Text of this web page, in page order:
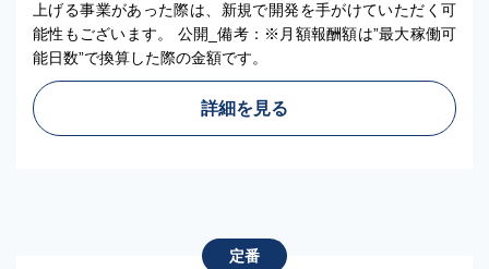
上げる事業があった際は、新規で開発を手がけていただく可
能性もございます。 公開_備考：※月額報酬額は”最大稼働可
能日数”で換算した際の金額です。
詳細を見る
定番